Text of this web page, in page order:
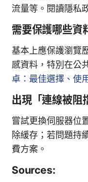
流量等。閱讀隱私
需要保護哪些資
基本上應保護瀏覽
感資料，特別在公
卓：最佳選擇、使
出現「連線被阻
嘗試更換伺服器位
除緩存；若問題持
費方案。
Sources: